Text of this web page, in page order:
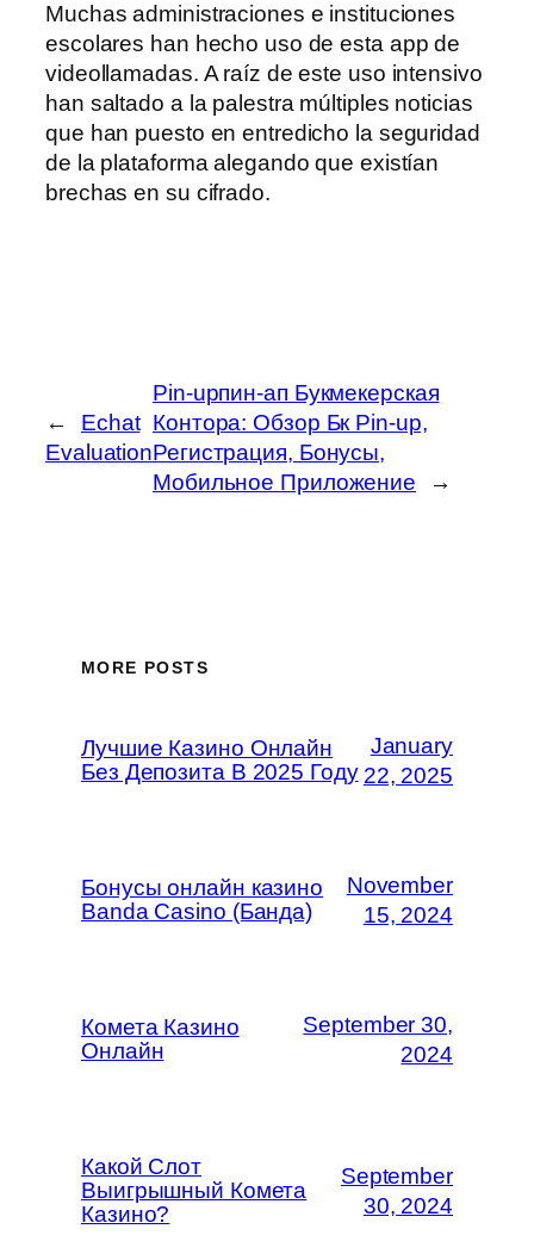
Muchas administraciones e instituciones
escolares han hecho uso de esta app de
videollamadas. A raíz de este uso intensivo
han saltado a la palestra múltiples noticias
que han puesto en entredicho la seguridad
de la plataforma alegando que existían
brechas en su cifrado.
←
Echat
Evaluation
Pin-upпин-ап Букмекерская
Контора: Обзор Бк Pin-up,
Регистрация, Бонусы,
Мобильное Приложение
→
MORE POSTS
Лучшие Казино Онлайн
Без Депозита В 2025 Году
January
22, 2025
Бонусы онлайн казино
Banda Casino (Банда)
November
15, 2024
Комета Казино
Онлайн
September 30,
2024
Какой Слот
Выигрышный Комета
Казино?
September
30, 2024